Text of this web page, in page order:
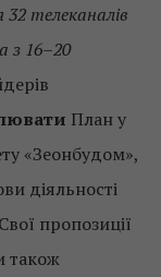
телеканалів
з 16–20
План у
«Зеонбудом»,
діяльності
пропозиції
також